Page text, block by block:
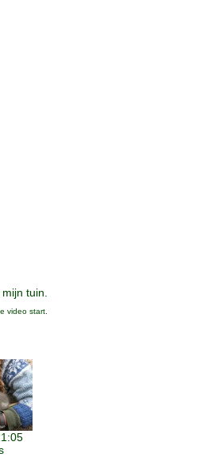
tuin.
video start.